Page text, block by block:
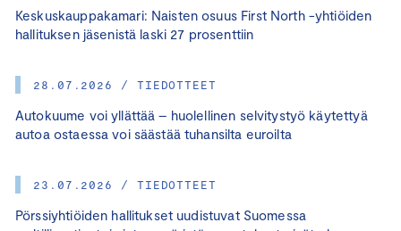
Keskuskauppakamari: Naisten osuus First North -yhtiöiden
hallituksen jäsenistä laski 27 prosenttiin
28.07.2026 / TIEDOTTEET
Autokuume voi yllättää – huolellinen selvitystyö käytettyä
autoa ostaessa voi säästää tuhansilta euroilta
23.07.2026 / TIEDOTTEET
Pörssiyhtiöiden hallitukset uudistuvat Suomessa